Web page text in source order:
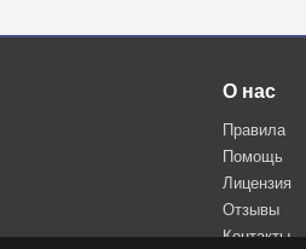
О нас
Правила
Помощь
Лицензия
Отзывы
Контакты